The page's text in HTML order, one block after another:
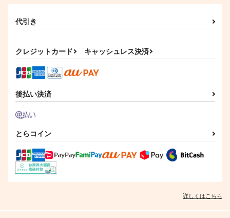
代引き
クレジットカード キャッシュレス決済
後払い決済
とらコイン
詳しくはこちら